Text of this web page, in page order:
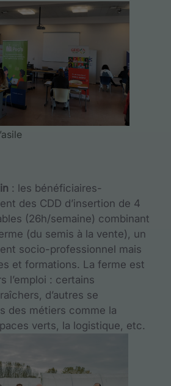
: les bénéficiaires-
des CDD d’insertion de 4
(26h/semaine) combinant
(du semis à la vente), un
socio-professionnel mais
et formations. La ferme est
l’emploi : certains
d’autres se
des métiers comme la
verts, la logistique, etc.